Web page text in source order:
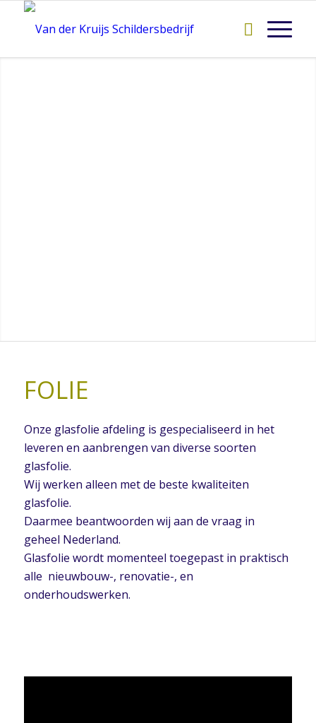
FOLIE
Onze glasfolie afdeling is gespecialiseerd in het
leveren en aanbrengen van diverse soorten
glasfolie.
Wij werken alleen met de beste kwaliteiten
glasfolie.
Daarmee beantwoorden wij aan de vraag in
geheel Nederland.
Glasfolie wordt momenteel toegepast in praktisch
alle nieuwbouw-, renovatie-, en
onderhoudswerken.